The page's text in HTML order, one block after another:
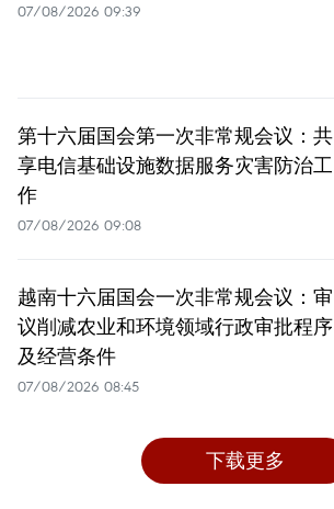
07/08/2026 09:39
第十六届国会第一次非常规会议：共
享电信基础设施数据服务灾害防治工
作
07/08/2026 09:08
越南十六届国会一次非常规会议：审
议削减农业和环境领域行政审批程序
及经营条件
07/08/2026 08:45
下载更多